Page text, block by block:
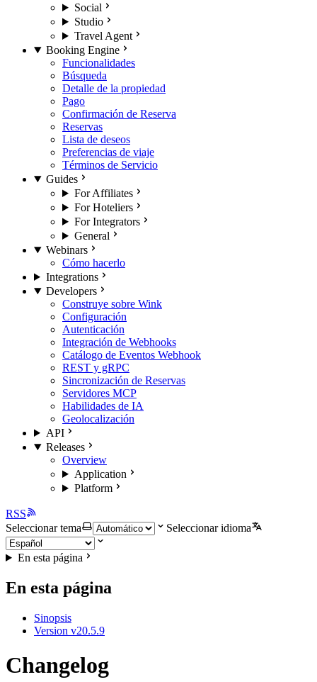
Social
Studio
Travel Agent
Booking Engine
Funcionalidades
Búsqueda
Detalle de la propiedad
Pago
Confirmación de Reserva
Reservas
Lista de deseos
Preferencias de viaje
Términos de Servicio
Guides
For Affiliates
For Hoteliers
For Integrators
General
Webinars
Cómo hacerlo
Integrations
Developers
Construye sobre Wink
Configuración
Autenticación
Integración de Webhooks
Catálogo de Eventos Webhook
REST y gRPC
Sincronización de Reservas
Servidores MCP
Habilidades de IA
Geolocalización
API
Releases
Overview
Application
Platform
RSS
Seleccionar tema
Seleccionar idioma
En esta página
En esta página
Sinopsis
Version v20.5.9
Changelog